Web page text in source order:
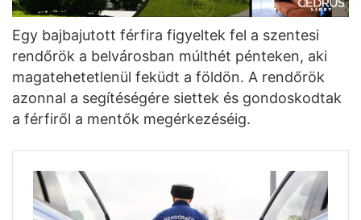
Egy bajbajutott férfira figyeltek fel a szentesi
rendőrök a belvárosban múlthét pénteken, aki
magatehetetlenül feküdt a földön. A rendőrök
azonnal a segítéségére siettek és gondoskodtak
a férfiről a mentők megérkezéséig.